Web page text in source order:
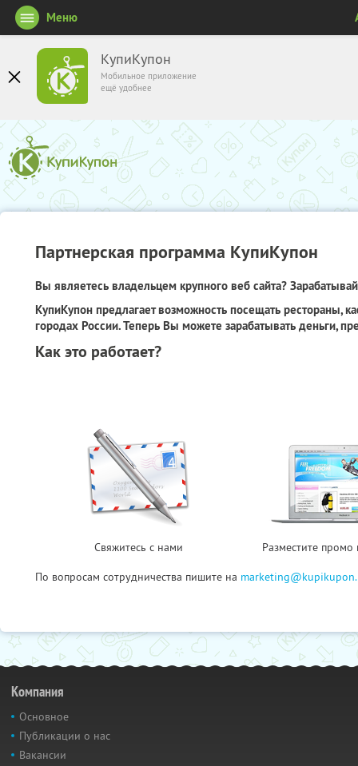
КупиКупон
Мобильное приложение
ещё удобнее
Меню
Партнерская программа КупиКупон
Вы являетесь владельцем крупного веб сайта?
КупиКупон предлагает возможность посещать рестораны,
городах России. Теперь Вы можете зарабатывать деньги,
Как это работает?
Свяжитесь с нами Разместите
По вопросам сотрудничества пишите на
Компания
Основное
Публикации о нас
Вакансии